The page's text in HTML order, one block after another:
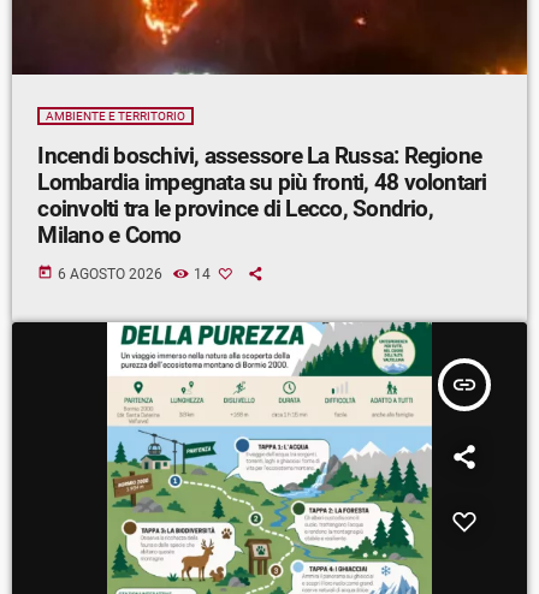
AMBIENTE E TERRITORIO
Incendi boschivi, assessore La Russa: Regione
Lombardia impegnata su più fronti, 48 volontari
coinvolti tra le province di Lecco, Sondrio,
Milano e Como
today 6 AGOSTO 2026 14
insert_link